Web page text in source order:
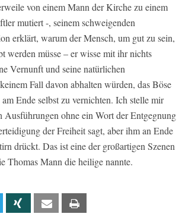
von einem Mann der Kirche zu einem
mutiert -, seinem schweigenden
erklärt, warum der Mensch, um gut zu sein,
werden müsse – er wisse mit ihr nichts
Vernunft und seine natürlichen
Fall davon abhalten würden, das Böse
Ende selbst zu vernichten. Ich stelle mir
Ausführungen ohne ein Wort der Entgegnung
der Freiheit sagt, aber ihm an Ende
drückt. Das ist eine der großartigen Szenen
Thomas Mann die heilige nannte.
Linkedin Xing Email